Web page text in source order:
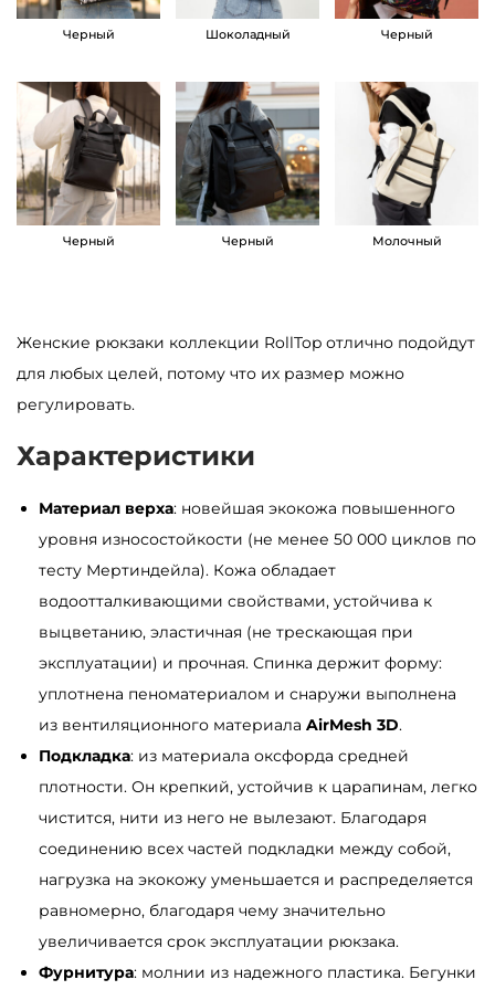
д
я
н
о
у
т
б
l
o
p
L
T
T
б
е
ж
е
в
ы
й
Черный Шоколадный Черный
Черный Черный Молочный
Женские рюкзаки коллекции RollTop отлично подойдут
для любых целей, потому что их размер можно
регулировать.
Характеристики
Материал верха: новейшая экокожа повышенного
уровня износостойкости (не менее 50 000 циклов по
тесту Мертиндейла). Кожа обладает
водоотталкивающими свойствами, устойчива к
выцветанию, эластичная (не трескающая при
эксплуатации) и прочная. Спинка держит форму:
уплотнена пеноматериалом и снаружи выполнена
из вентиляционного материала AirMesh 3D.
Подкладка: из материала оксфорда средней
плотности. Он крепкий, устойчив к царапинам, легко
чистится, нити из него не вылезают. Благодаря
соединению всех частей подкладки между собой,
нагрузка на экокожу уменьшается и распределяется
равномерно, благодаря чему значительно
увеличивается срок эксплуатации рюкзака.
Фурнитура: молнии из надежного пластика. Бегунки